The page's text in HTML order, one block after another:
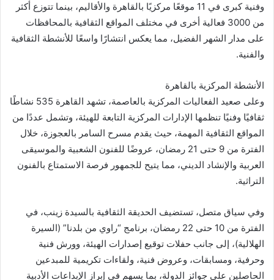
وفنية كبرى في 11 موقعًا مركزيًا بالقاهرة والأقاليم، بينما تتوزع أكثر
من 3000 فعالية أخرى في مختلف المواقع الثقافية بالمحافظات
على مدار الشهر الفضيل، مما يعكس انتشارًا واسعًا للأنشطة الثقافية
والفنية.
الأنشطة المركزية بالقاهرة
وعلى صعيد الفعاليات المركزية بالعاصمة، تشهد القاهرة 535 نشاطًا
ثقافيًا وفنيًا تنظمها الإدارات المركزية التابعة للهيئة، وتشمل عددًا من
المواقع الثقافية المهمة، حيث يقدم مسرح السامر بالعجوزة، خلال
الفترة من 9 حتى 21 رمضان، عروضًا للفنون الشعبية والموسيقى
العربية والإنشاد الديني، مما يتيح للجمهور فرصة الاستمتاع بالفنون
التراثية.
وفي سياق متصل، تستضيف الحديقة الثقافية بالسيدة زينب، في
الفترة من 10 حتى 22 رمضان، برنامج “راوي من بلدنا” (السيرة
الهلالية)، إلى جانب حفلات توقيع إصدارات الهيئة، وورش فنية
وحرفية، ومسابقات، وعروض فنية، ولقاءات تكريمية للمبدعين
الحاصلين على جوائز الدولة، بما يسهم في إبراز الإبداعات الأدبية